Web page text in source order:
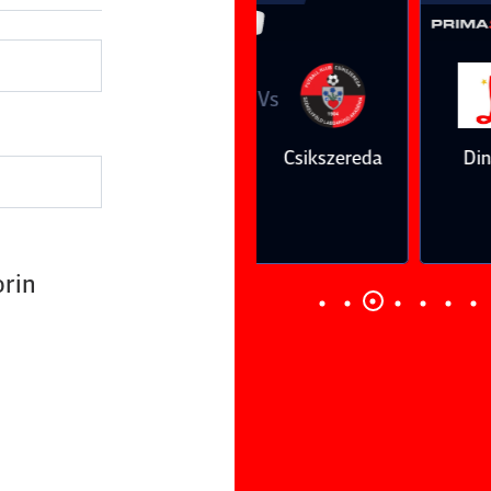
Farul
Vs
Dinamo FC